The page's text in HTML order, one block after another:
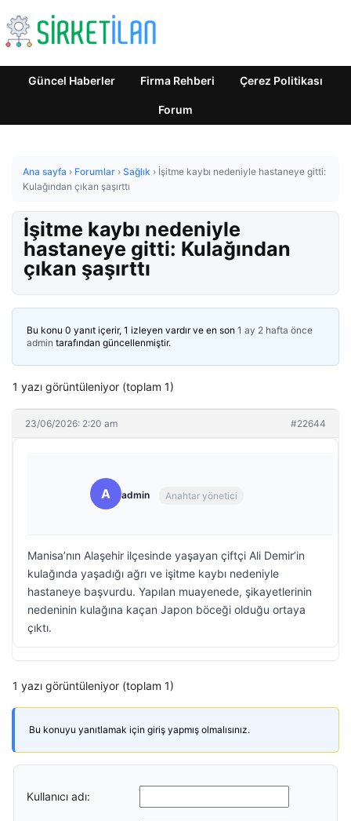
Güncel Haberler Firma Rehberi Çerez Politikası
Forum
Ana sayfa › Forumlar › Sağlık › İşitme kaybı nedeniyle hastaneye gitti:
Kulağından çıkan şaşırttı
İşitme kaybı nedeniyle
hastaneye gitti: Kulağından
çıkan şaşırttı
Bu konu 0 yanıt içerir, 1 izleyen vardır ve en son 1 ay 2 hafta önce
admin tarafından güncellenmiştir.
1 yazı görüntüleniyor (toplam 1)
23/06/2026: 2:20 am #22644
A admin Anahtar yönetici
Manisa’nın Alaşehir ilçesinde yaşayan çiftçi Ali Demir’in
kulağında yaşadığı ağrı ve işitme kaybı nedeniyle
hastaneye başvurdu. Yapılan muayenede, şikayetlerinin
nedeninin kulağına kaçan Japon böceği olduğu ortaya
çıktı.
1 yazı görüntüleniyor (toplam 1)
Bu konuyu yanıtlamak için giriş yapmış olmalısınız.
Kullanıcı adı: